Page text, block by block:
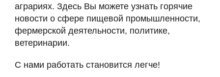
аграриях. Здесь Вы можете узнать горячие
новости о сфере пищевой промышленности,
фермерской деятельности, политике,
ветеринарии.
С нами работать становится легче!